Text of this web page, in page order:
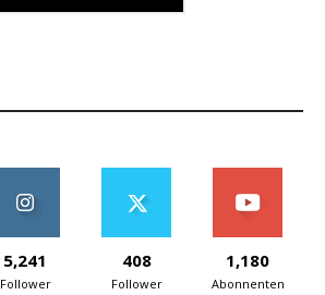
5,241
Follower
408
Follower
1,180
Abonnenten